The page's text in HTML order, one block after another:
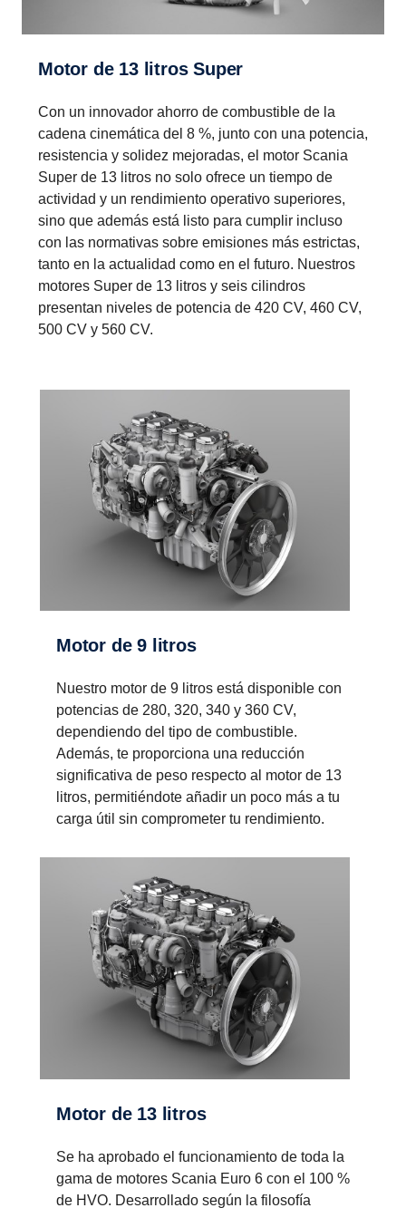
Motor de 13 litros Super
Con un innovador ahorro de combustible de la
cadena cinemática del 8 %, junto con una potencia,
resistencia y solidez mejoradas, el motor Scania
Super de 13 litros no solo ofrece un tiempo de
actividad y un rendimiento operativo superiores,
sino que además está listo para cumplir incluso
con las normativas sobre emisiones más estrictas,
tanto en la actualidad como en el futuro. Nuestros
motores Super de 13 litros y seis cilindros
presentan niveles de potencia de 420 CV, 460 CV,
500 CV y 560 CV.
Motor de 9 litros
Nuestro motor de 9 litros está disponible con
potencias de 280, 320, 340 y 360 CV,
dependiendo del tipo de combustible.
Además, te proporciona una reducción
significativa de peso respecto al motor de 13
litros, permitiéndote añadir un poco más a tu
carga útil sin comprometer tu rendimiento.
Motor de 13 litros
Se ha aprobado el funcionamiento de toda la
gama de motores Scania Euro 6 con el 100 %
de HVO. Desarrollado según la filosofía